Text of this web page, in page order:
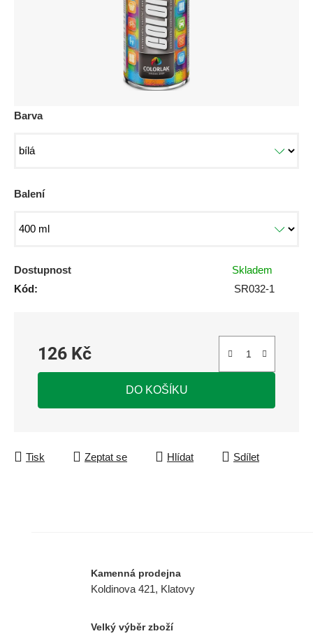
Barva
Balení
Dostupnost
Skladem
Kód:
SR032-1
126 Kč
Měrná cena:
DO KOŠÍKU
Tisk Zeptat se Hlídat Sdílet
Kamenná prodejna
Koldinova 421, Klatovy
Velký výběr zboží